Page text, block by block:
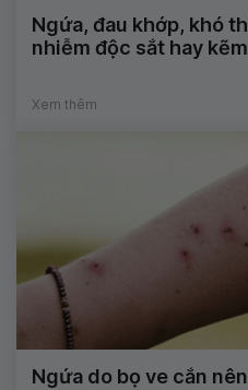
Ngứa, đau khớp, khó
nhiễm độc sắt hay
Xem thêm
Ngứa do bọ ve cắn